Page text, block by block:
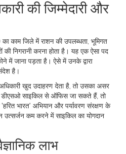
की जिम्मेदारी और
का काम जिले में राशन की उपलब्धता, भूमिगत
की निगरानी करना होता है। यह एक ऐसा पद
में जाना पड़ता है। ऐसे में उनके द्वारा
है।
खुद उदाहरण देता है, तो उसका असर
साइकिल से ऑफिस जा सकते हैं, तो
भारत' अभियान और पर्यावरण संरक्षण के
उत्सर्जन कम करने में साइकिल का योगदान
लाभ